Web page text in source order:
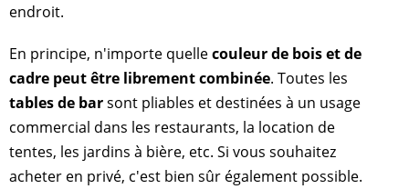
endroit.
En principe, n'importe quellecouleur de bois et de
cadre peut être librement combinée. Toutes les
tables de barsont pliables et destinées à un usage
commercial dans les restaurants, la location de
tentes, les jardins à bière, etc. Si vous souhaitez
acheter en privé, c'est bien sûr également possible.